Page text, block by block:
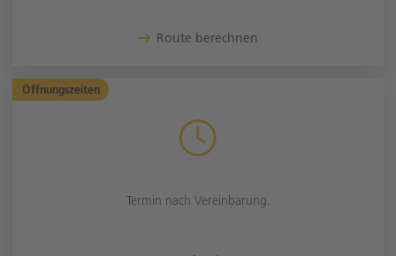
Route berechnen
Öffnungszeiten
Termin nach Vereinbarung.